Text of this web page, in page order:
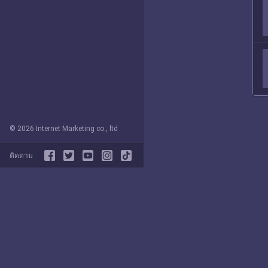
© 2026 Internet Marketing co., ltd
ติดตาม